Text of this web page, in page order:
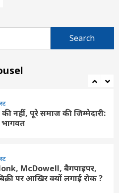
की हुई चर्चा
की नहीं, पूरे समाज की जिम्मेदारी:
भागवत
McDowell, बैगपाइपर,
पर आखिर क्यों लगाई रोक ?